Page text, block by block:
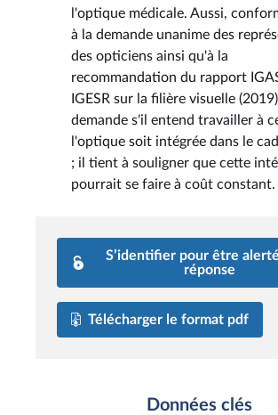
l'optique médicale. Aussi,
à la demande unanime des
des opticiens ainsi qu'à la
recommandation du rapport
IGESR sur la filière visuelle
demande s'il entend travailler à
l'optique soit intégrée dans le
; il tient à souligner que cette
pourrait se faire à coût constant.
S’identifier pour être
réponse
Télécharger le format pdf
Données clés